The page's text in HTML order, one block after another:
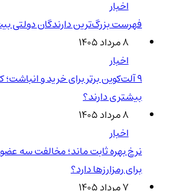
اخبار
فهرست بزرگ‌ترین دارندگان دولتی
۸ مرداد ۱۴۰۵
اخبار
۹ آلت‌کوین برتر برای خرید و انباشت؛
بیشتری دارند؟
۸ مرداد ۱۴۰۵
اخبار
نرخ بهره ثابت ماند؛ مخالفت سه
برای رمزارزها دارد؟
۷ مرداد ۱۴۰۵